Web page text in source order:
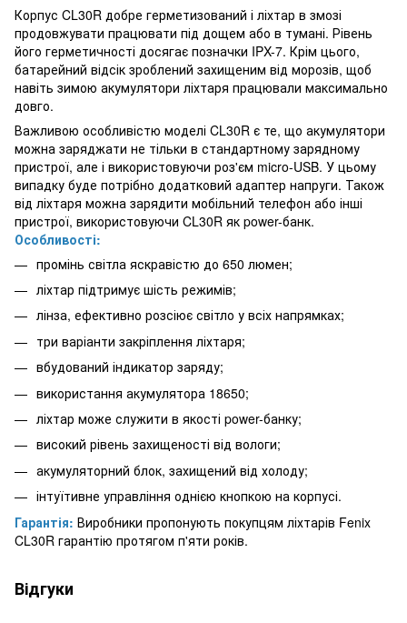
Корпус CL30R добре герметизований і ліхтар в змозі
продовжувати працювати під дощем або в тумані. Рівень
його герметичності досягає позначки IPX-7. Крім цього,
батарейний відсік зроблений захищеним від морозів, щоб
навіть зимою акумулятори ліхтаря працювали максимально
довго.
Важливою особливістю моделі CL30R є те, що акумулятори
можна заряджати не тільки в стандартному зарядному
пристрої, але і використовуючи роз'єм micro-USB. У цьому
випадку буде потрібно додатковий адаптер напруги. Також
від ліхтаря можна зарядити мобільний телефон або інші
пристрої, використовуючи CL30R як power-банк.
Особливості:
промінь світла яскравістю до 650 люмен;
ліхтар підтримує шість режимів;
лінза, ефективно розсіює світло у всіх напрямках;
три варіанти закріплення ліхтаря;
вбудований індикатор заряду;
використання акумулятора 18650;
ліхтар може служити в якості power-банку;
високий рівень захищеності від вологи;
акумуляторний блок, захищений від холоду;
інтуїтивне управління однією кнопкою на корпусі.
Гарантія: Виробники пропонують покупцям ліхтарів Fenix
CL30R гарантію протягом п'яти років.
Відгуки